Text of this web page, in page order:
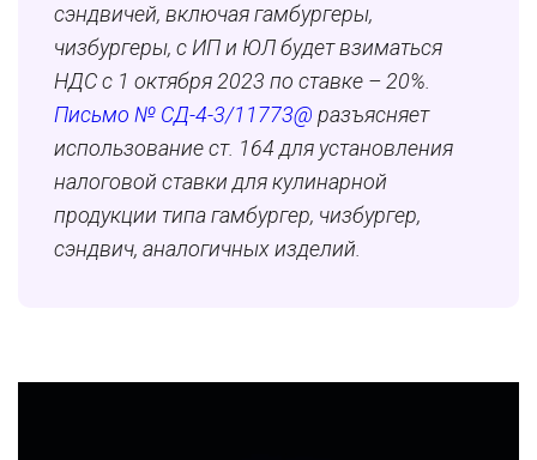
сэндвичей, включая гамбургеры,
чизбургеры, с ИП и ЮЛ будет взиматься
НДС с 1 октября 2023 по ставке – 20%.
Письмо № СД-4-3/11773@ разъясняет
использование ст. 164 для установления
налоговой ставки для кулинарной
продукции типа гамбургер, чизбургер,
сэндвич, аналогичных изделий.